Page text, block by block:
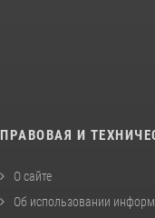
ПРАВОВАЯ И
О сайте
Об использовании